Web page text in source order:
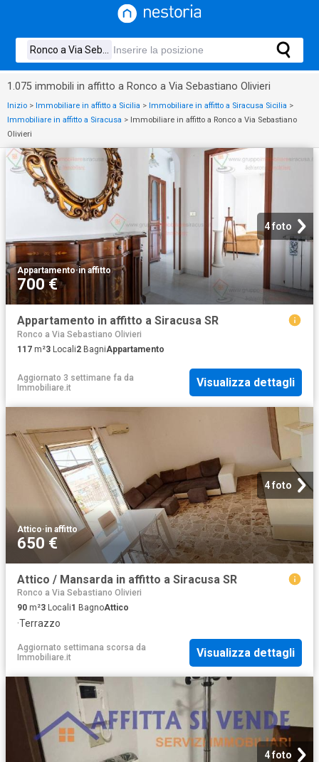
1.075 immobili in affitto a Ronco a Via Sebastiano Olivieri
Inizio > Immobiliare in affitto a Sicilia > Immobiliare in affitto a Siracusa Sicilia >
Immobiliare in affitto a Siracusa > Immobiliare in affitto a Ronco a Via Sebastiano
Olivieri
4 foto
Appartamento·in affitto
700 €
Appartamento in affitto a Siracusa SR
Ronco a Via Sebastiano Olivieri
117 m²3 Locali2 BagniAppartamento
Aggiornato 3 settimane fa da
Immobiliare.it
Visualizza dettagli
4 foto
Attico·in affitto
650 €
Attico / Mansarda in affitto a Siracusa SR
Ronco a Via Sebastiano Olivieri
90 m²3 Locali1 BagnoAttico
·Terrazzo
Aggiornato settimana scorsa da
Immobiliare.it
Visualizza dettagli
4 foto